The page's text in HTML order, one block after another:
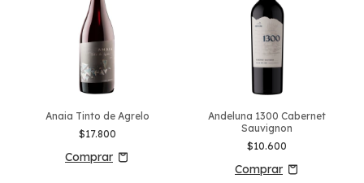
Anaia Tinto de Agrelo
$17.800
Andeluna 1300 Cabernet
Sauvignon
$10.600